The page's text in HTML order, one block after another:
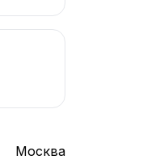
Москва